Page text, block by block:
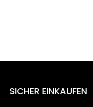
SICHER EINKAUFEN